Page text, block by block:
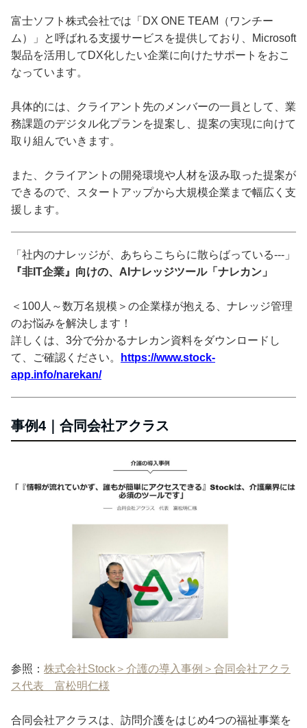
富士ソフト株式会社では「DX ONE TEAM（ワンチー
ム）」と呼ばれる支援サービスを提供しており、Microsoft
製品を活用してDX化したい企業に向けたサポートをおこ
なっています。
具体的には、クライアント先のメンバーの一員として、業
務課題のデジタル化プランを提案し、提案の実現に向けて
取り組んでいきます。
また、クライアントの開発環境や人材を汲み取った提案が
できるので、スタートアップから大規模企業まで幅広く支
援します。
「社内のナレッジが、あちらこちらに散らばっている---」
『非IT企業』向けの、AIナレッジツール「ナレカン」
＜100人～数万名規模＞の企業様が抱える、ナレッジ管理
のお悩みを解決します！
詳しくは、3分で分かるナレカン資料をダウンロードし
て、ご確認ください。
https://www.stock-
app.info/narekan/
事例4｜合同会社アクラス
参照： 株式会社Stock＞介護の導入事例＞合同会社アクラ
ス代表 富松明仁様
合同会社アクラスは、訪問介護をはじめ4つの福祉事業を